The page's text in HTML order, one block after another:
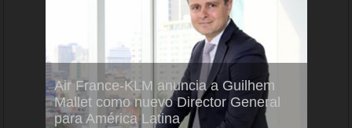
Air France-KLM anuncia a Guilhem
Mallet como nuevo Director General
para América Latina